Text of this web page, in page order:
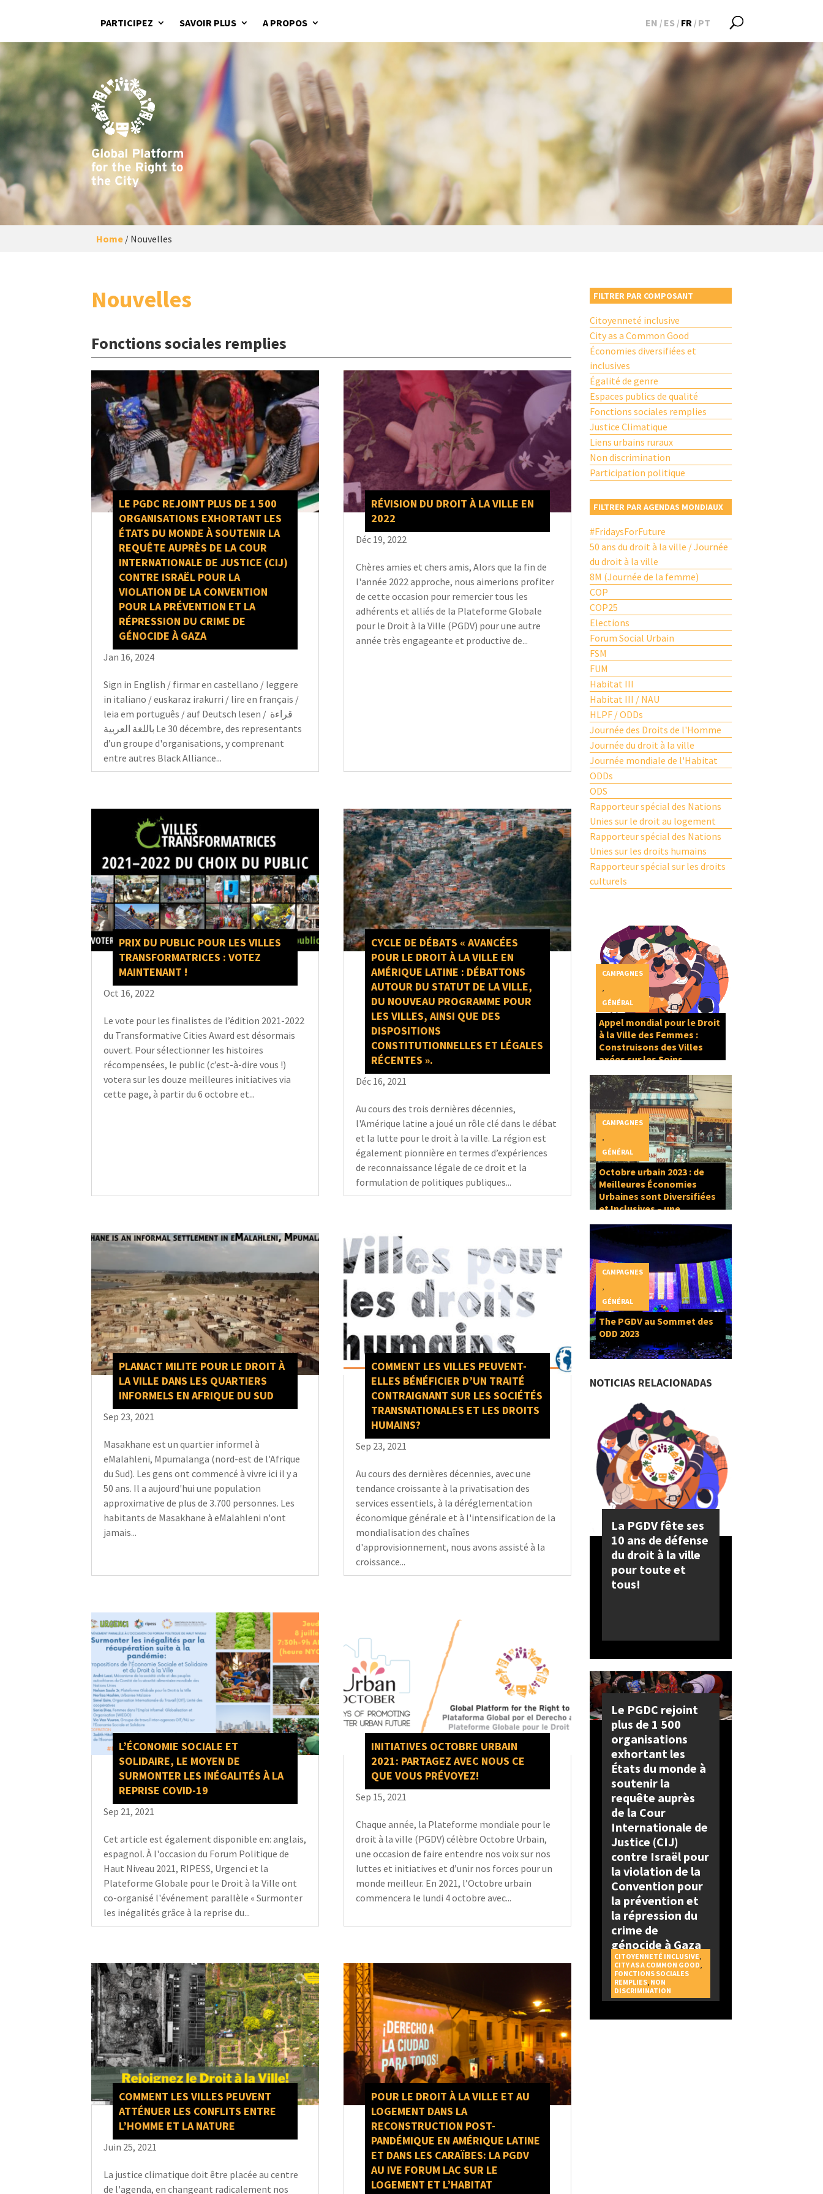
PARTICIPEZ SAVOIR PLUS A PROPOS EN ES FR PT
Home / Nouvelles
Nouvelles
Fonctions sociales remplies
LE PGDC REJOINT PLUS DE 1 500
ORGANISATIONS EXHORTANT LES
ÉTATS DU MONDE À SOUTENIR LA
REQUÊTE AUPRÈS DE LA COUR
INTERNATIONALE DE JUSTICE (CIJ)
CONTRE ISRAËL POUR LA
VIOLATION DE LA CONVENTION
POUR LA PRÉVENTION ET LA
RÉPRESSION DU CRIME DE
GÉNOCIDE À GAZA
Jan 16, 2024
Sign in English / firmar en castellano / leggere
in italiano / euskaraz irakurri / lire en français /
leia em português / auf Deutsch lesen / قراءة
باللغة العربية Le 30 décembre, des representants
d’un groupe d'organisations, y comprenant
entre autres Black Alliance...
RÉVISION DU DROIT À LA VILLE EN
2022
Déc 19, 2022
Chères amies et chers amis, Alors que la fin de
l'année 2022 approche, nous aimerions profiter
de cette occasion pour remercier tous les
adhérents et alliés de la Plateforme Globale
pour le Droit à la Ville (PGDV) pour une autre
année très engageante et productive de...
PRIX DU PUBLIC POUR LES VILLES
TRANSFORMATRICES : VOTEZ
MAINTENANT !
Oct 16, 2022
Le vote pour les finalistes de l’édition 2021-2022
du Transformative Cities Award est désormais
ouvert. Pour sélectionner les histoires
récompensées, le public (c’est-à-dire vous !)
votera sur les douze meilleures initiatives via
cette page, à partir du 6 octobre et...
CYCLE DE DÉBATS « AVANCÉES
POUR LE DROIT À LA VILLE EN
AMÉRIQUE LATINE : DÉBATTONS
AUTOUR DU STATUT DE LA VILLE,
DU NOUVEAU PROGRAMME POUR
LES VILLES, AINSI QUE DES
DISPOSITIONS
CONSTITUTIONNELLES ET LÉGALES
RÉCENTES ».
Déc 16, 2021
Au cours des trois dernières décennies,
l'Amérique latine a joué un rôle clé dans le débat
et la lutte pour le droit à la ville. La région est
également pionnière en termes d’expériences
de reconnaissance légale de ce droit et la
formulation de politiques publiques...
PLANACT MILITE POUR LE DROIT À
LA VILLE DANS LES QUARTIERS
INFORMELS EN AFRIQUE DU SUD
Sep 23, 2021
Masakhane est un quartier informel à
eMalahleni, Mpumalanga (nord-est de l'Afrique
du Sud). Les gens ont commencé à vivre ici il y a
50 ans. Il a aujourd'hui une population
approximative de plus de 3.700 personnes. Les
habitants de Masakhane à eMalahleni n'ont
jamais...
COMMENT LES VILLES PEUVENT-
ELLES BÉNÉFICIER D’UN TRAITÉ
CONTRAIGNANT SUR LES SOCIÉTÉS
TRANSNATIONALES ET LES DROITS
HUMAINS?
Sep 23, 2021
Au cours des dernières décennies, avec une
tendance croissante à la privatisation des
services essentiels, à la déréglementation
économique générale et à l'intensification de la
mondialisation des chaînes
d'approvisionnement, nous avons assisté à la
croissance...
L’ÉCONOMIE SOCIALE ET
SOLIDAIRE, LE MOYEN DE
SURMONTER LES INÉGALITÉS À LA
REPRISE COVID-19
Sep 21, 2021
Cet article est également disponible en: anglais,
espagnol. À l'occasion du Forum Politique de
Haut Niveau 2021, RIPESS, Urgenci et la
Plateforme Globale pour le Droit à la Ville ont
co-organisé l'événement parallèle « Surmonter
les inégalités grâce à la reprise du...
INITIATIVES OCTOBRE URBAIN
2021: PARTAGEZ AVEC NOUS CE
QUE VOUS PRÉVOYEZ!
Sep 15, 2021
Chaque année, la Plateforme mondiale pour le
droit à la ville (PGDV) célèbre Octobre Urbain,
une occasion de faire entendre nos voix sur nos
luttes et initiatives et d’unir nos forces pour un
monde meilleur. En 2021, l’Octobre urbain
commencera le lundi 4 octobre avec...
COMMENT LES VILLES PEUVENT
ATTÉNUER LES CONFLITS ENTRE
L’HOMME ET LA NATURE
Juin 25, 2021
La justice climatique doit être placée au centre
de l'agenda, en changeant radicalement nos
POUR LE DROIT À LA VILLE ET AU
LOGEMENT DANS LA
RECONSTRUCTION POST-
PANDÉMIQUE EN AMÉRIQUE LATINE
ET DANS LES CARAÏBES: LA PGDV
AU IVE FORUM LAC SUR LE
LOGEMENT ET L’HABITAT
FILTRER PAR COMPOSANT
Citoyenneté inclusive
City as a Common Good
Économies diversifiées et
inclusives
Égalité de genre
Espaces publics de qualité
Fonctions sociales remplies
Justice Climatique
Liens urbains ruraux
Non discrimination
Participation politique
FILTRER PAR AGENDAS MONDIAUX
#FridaysForFuture
50 ans du droit à la ville / Journée
du droit à la ville
8M (Journée de la femme)
COP
COP25
Elections
Forum Social Urbain
FSM
FUM
Habitat III
Habitat III / NAU
HLPF / ODDs
Journée des Droits de l'Homme
Journée du droit à la ville
Journée mondiale de l'Habitat
ODDs
ODS
Rapporteur spécial des Nations
Unies sur le droit au logement
Rapporteur spécial des Nations
Unies sur les droits humains
Rapporteur spécial sur les droits
culturels
Appel mondial pour le Droit
à la Ville des Femmes :
Construisons des Villes
axées sur les Soins
CAMPAGNES
GÉNÉRAL
Octobre urbain 2023 : de
Meilleures Économies
Urbaines sont Diversifiées
et Inclusives – une
Ville
CAMPAGNES
GÉNÉRAL
The PGDV au Sommet des
ODD 2023
CAMPAGNES
GÉNÉRAL
NOTICIAS RELACIONADAS
La PGDV fête ses
10 ans de défense
du droit à la ville
pour toute et
tous!
Le PGDC rejoint
plus de 1 500
organisations
exhortant les
États du monde à
soutenir la
requête auprès
de la Cour
Internationale de
Justice (CIJ)
contre Israël pour
la violation de la
Convention pour
la prévention et
la répression du
crime de
génocide à Gaza
CITOYENNETÉ INCLUSIVE,
CITY AS A COMMON GOOD,
FONCTIONS SOCIALES
REMPLIES, NON
DISCRIMINATION